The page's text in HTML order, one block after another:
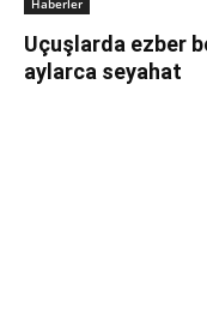
Uçuşlarda ezber
aylarca seyahat